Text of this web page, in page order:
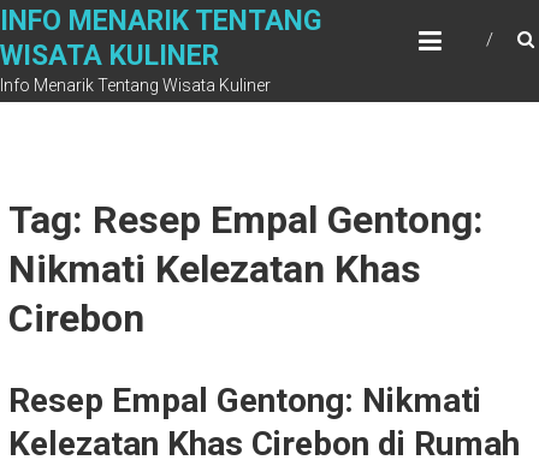
Skip
content
INFO MENARIK TENTANG
WISATA KULINER
Info Menarik Tentang Wisata Kuliner
Tag: Resep Empal Gentong:
Nikmati Kelezatan Khas
Cirebon
Resep Empal Gentong: Nikmati
Kelezatan Khas Cirebon di Rumah